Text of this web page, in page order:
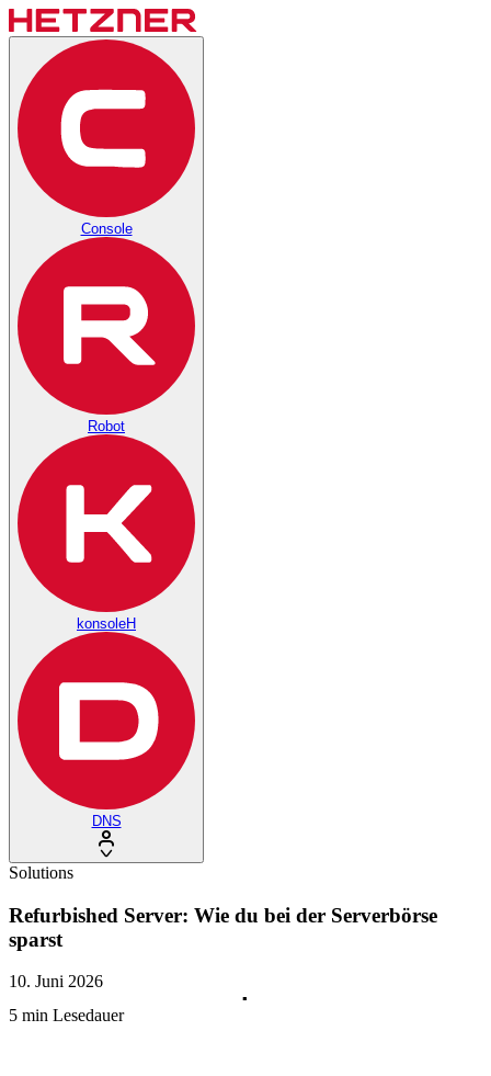
Console
Robot
konsoleH
DNS
Solutions
Refurbished Server: Wie du bei der Serverbörse
sparst
10. Juni 2026
5 min Lesedauer